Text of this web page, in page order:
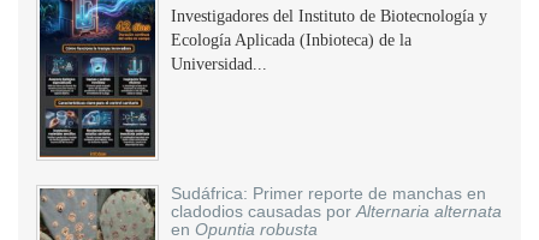
Investigadores del Instituto de Biotecnología y
Ecología Aplicada (Inbioteca) de la
Universidad...
Sudáfrica: Primer reporte de manchas en
cladodios causadas por Alternaria alternata
en Opuntia robusta